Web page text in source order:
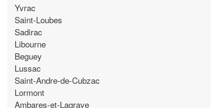
Yvrac
Saint-Loubes
Sadirac
Libourne
Beguey
Lussac
Saint-Andre-de-Cubzac
Lormont
Ambares-et-Lagrave